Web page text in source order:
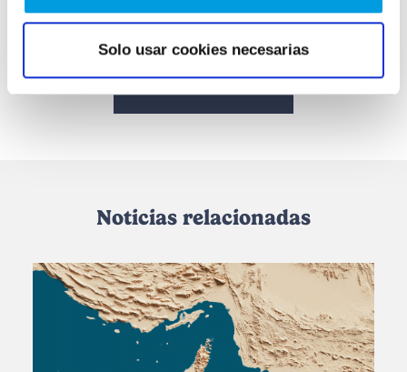
Solo usar cookies necesarias
Más noticias
Noticias relacionadas